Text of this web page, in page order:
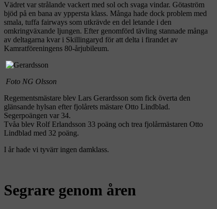
Vädret var strålande vackert med sol och svaga vindar. Götaström
bjöd på en bana av yppersta klass. Många hade dock problem med
smala, tuffa fairways som utkrävde en del letande i den
omkringväxande ljungen. Efter genomförd tävling stannade många
av deltagarna kvar i Skillingaryd för att delta i firandet av
Kamratföreningens 80-årjubileum.
Foto NG Olsson
Regementsmästare blev Lars Gerardsson som fick överta den
glänsande hylsan efter fjolårets mästare Otto Lindblad.
Segerpoängen var 34.
Tvåa blev Rolf Erlandsson 33 poäng och trea fjolårmästaren Otto
Lindblad med 32 poäng.
I år hade vi tyvärr ingen damklass.
Segrare genom åren